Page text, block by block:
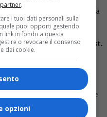
portando a
alle 7. Non si prevedono
a mantenersi sopra
con direzione Sud-Ovest.
un sensibile
poche nuvole e
intorno alle 14. Le
leggero e proveniente
a una
.
i tuoi dati personali sulla
puoi opporti gestendo
link in fondo a questa
o revocare il consenso
dei cookie.
opzioni